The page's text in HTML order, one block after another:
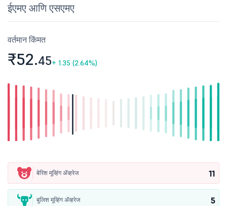
ईएमए आणि एसएमए
वर्तमान किंमत
₹52.45+ 1.35 (2.64%)
बेरिश मूव्हिंग ॲव्हरेज 11
बुलिश मूव्हिंग ॲव्हरेज 5